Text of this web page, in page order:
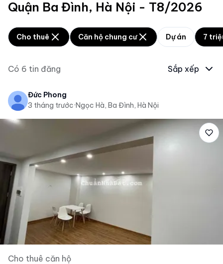
Quận Ba Đình, Hà Nội - T8/2026
Cho thuê Căn hộ chung cư Dự án 7
Có 6 tin đăng Sắp xếp
Đức Phong
3 tháng trước·Ngọc Hà, Ba Đình, Hà Nội
Cho thuê căn hộ